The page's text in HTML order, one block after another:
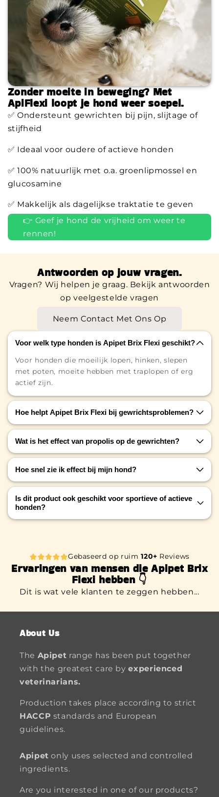
Zonder moeite in beweging? Met
ApiFlexi loopt je hond weer soepel.
✅ Ondersteunt gewrichten bij pijn, slijtage of
stijfheid
✅ Ideaal voor oudere of actieve honden
✅ 100% natuurlijk met o.a. groenlipmossel en
glucosamine
✅ Makkelijk als dagelijkse traktatie te geven
👉 Geef je hond de vrijheid om weer te
rennen!
Voor welk type honden is Apipet Brix Flexi geschikt?
Voor honden die moeilijk lopen, hinken, slepen
met poten, moeite hebben met traplopen of erg
actief zijn.
Hoe helpt Apipet Brix Flexi bij gewrichtsproblemen?
Het bevat glucosamine en chondroïtine, die
kraakbeen ondersteunen en de mobiliteit
verbeteren.
Wat is het effect van propolis op de gewrichten?
Propolis werkt ontstekingsremmend en bevordert
het herstel van gewrichtsweefsel.
Hoe snel zie ik effect bij mijn hond?
Veel baasjes merken binnen enkele weken
verbetering in mobiliteit en comfort.
Is dit product ook geschikt voor sportieve of actieve
honden?
Antwoorden op jouw vragen.
Vragen? Wij helpen je graag. Bekijk antwoorden
op veelgestelde vragen
Neem Contact Met Ons Op
Gebaseerd op ruim120+ Reviews
Ervaringen van mensen die Apipet Brix
Flexi hebben 👇
Dit is wat vele klanten te zeggen hebben...
About Us
The Apipet range has been put together
with the greatest care byexperienced
veterinarians.
Production takes place according to strict
HACCP standards and European
guidelines.
Apipet only uses selected and controlled
ingredients.
Are you interested in one of our products?